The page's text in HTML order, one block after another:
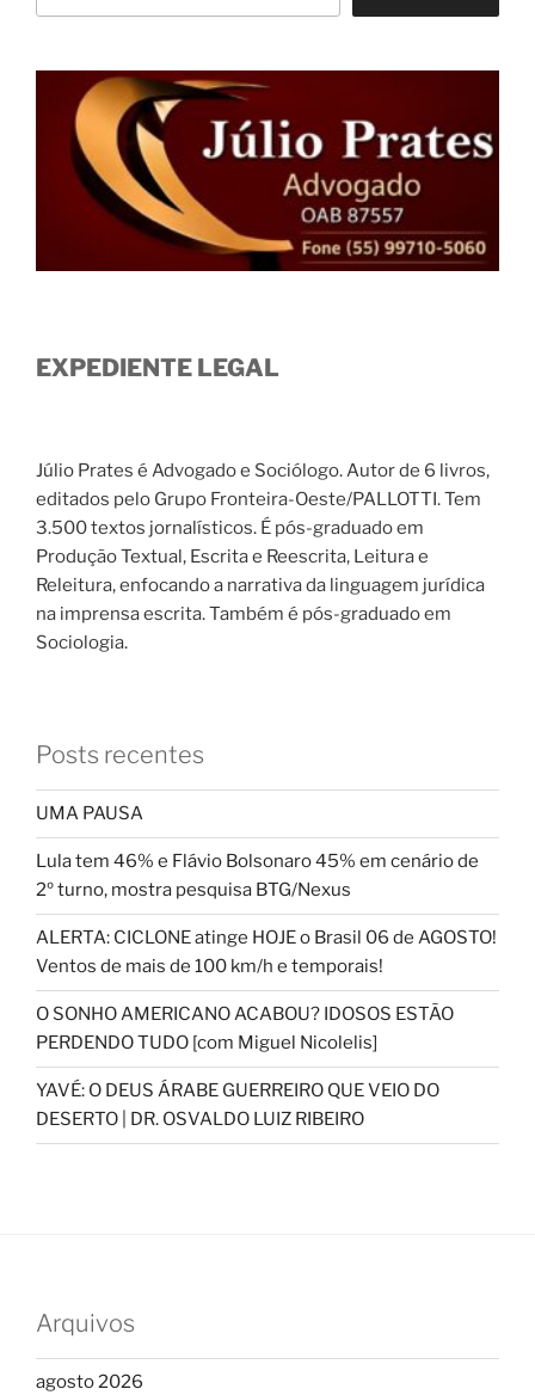
EXPEDIENTE LEGAL
Júlio Prates é Advogado e Sociólogo. Autor de 6 livros,
editados pelo Grupo Fronteira-Oeste/PALLOTTI. Tem
3.500 textos jornalísticos. É pós-graduado em
Produção Textual, Escrita e Reescrita, Leitura e
Releitura, enfocando a narrativa da linguagem jurídica
na imprensa escrita. Também é pós-graduado em
Sociologia.
Posts recentes
UMA PAUSA
Lula tem 46% e Flávio Bolsonaro 45% em cenário de
2º turno, mostra pesquisa BTG/Nexus
ALERTA: CICLONE atinge HOJE o Brasil 06 de AGOSTO!
Ventos de mais de 100 km/h e temporais!
O SONHO AMERICANO ACABOU? IDOSOS ESTÃO
PERDENDO TUDO [com Miguel Nicolelis]
YAVÉ: O DEUS ÁRABE GUERREIRO QUE VEIO DO
DESERTO | DR. OSVALDO LUIZ RIBEIRO
Arquivos
agosto 2026